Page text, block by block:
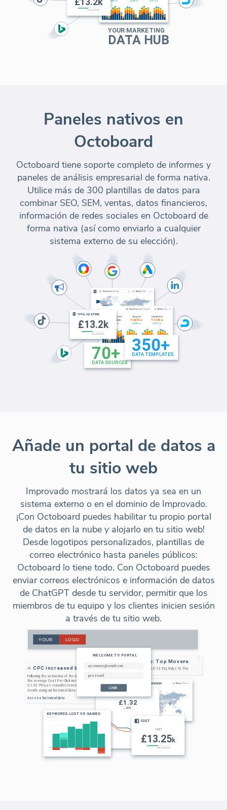
Paneles nativos en
Octoboard
Octoboard tiene soporte completo de informes y
paneles de análisis empresarial de forma nativa.
Utilice más de 300 plantillas de datos para
combinar SEO, SEM, ventas, datos financieros,
información de redes sociales en Octoboard de
forma nativa (así como enviarlo a cualquier
sistema externo de su elección).
Añade un portal de datos a
tu sitio web
Improvado mostrará los datos ya sea en un
sistema externo o en el dominio de Improvado.
¡Con Octoboard puedes habilitar tu propio portal
de datos en la nube y alojarlo en tu sitio web!
Desde logotipos personalizados, plantillas de
correo electrónico hasta paneles públicos:
Octoboard lo tiene todo. Con Octoboard puedes
enviar correos electrónicos e información de datos
de ChatGPT desde tu servidor, permitir que los
miembros de tu equipo y los clientes inicien sesión
a través de tu sitio web.